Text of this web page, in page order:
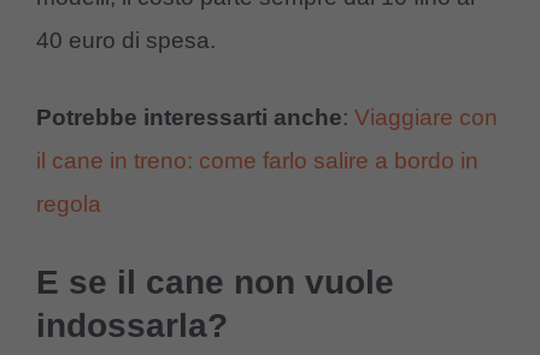
40 euro di spesa.
Potrebbe interessarti anche: Viaggiare con
il cane in treno: come farlo salire a bordo in
regola
E se il cane non vuole
indossarla?